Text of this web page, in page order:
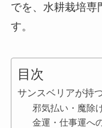
でを、水耕栽培専
す。
目次
サンスベリアが持
邪気払い・魔除
金運・仕事運へ